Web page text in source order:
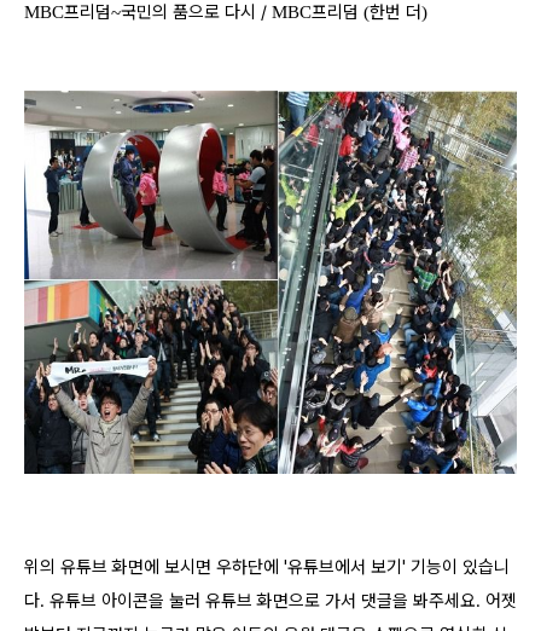
MBC프리덤~국민의 품으로 다시 / MBC프리덤 (한번 더)
위의 유튜브 화면에 보시면 우하단에 '유튜브에서 보기' 기능이 있습니
다. 유튜브 아이콘을 눌러 유튜브 화면으로 가서 댓글을 봐주세요. 어젯